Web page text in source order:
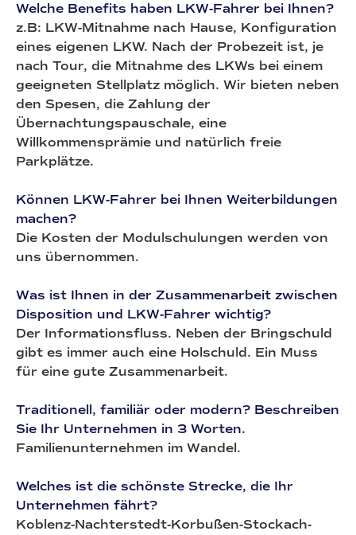
Welche Benefits haben LKW-Fahrer bei Ihnen?
z.B: LKW-Mitnahme nach Hause, Konfiguration
eines eigenen LKW. Nach der Probezeit ist, je
nach Tour, die Mitnahme des LKWs bei einem
geeigneten Stellplatz möglich. Wir bieten neben
den Spesen, die Zahlung der
Übernachtungspauschale, eine
Willkommensprämie und natürlich freie
Parkplätze.
Können LKW-Fahrer bei Ihnen Weiterbildungen
machen?
Die Kosten der Modulschulungen werden von
uns übernommen.
Was ist Ihnen in der Zusammenarbeit zwischen
Disposition und LKW-Fahrer wichtig?
Der Informationsfluss. Neben der Bringschuld
gibt es immer auch eine Holschuld. Ein Muss
für eine gute Zusammenarbeit.
Traditionell, familiär oder modern? Beschreiben
Sie Ihr Unternehmen in 3 Worten.
Familienunternehmen im Wandel.
Welches ist die schönste Strecke, die Ihr
Unternehmen fährt?
Koblenz-Nachterstedt-Korbußen-Stockach-